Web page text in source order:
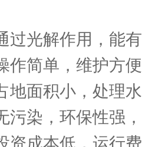
光解作用，能有
简单，维护方
面积小，处理水
染，环保性强，
成本低，运行费